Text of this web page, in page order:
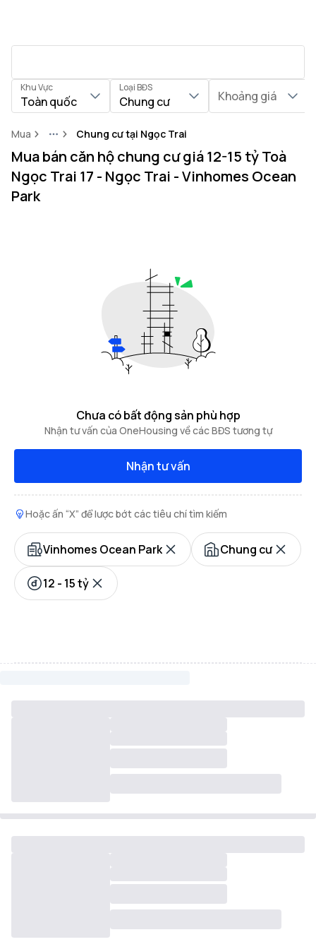
Khu Vực
Toàn quốc
Loại BĐS
Chung cư Khoảng giá
Mua MoreChung cư tại Ngọc Trai
Mua bán căn hộ chung cư giá 12-15 tỷ Toà
Ngọc Trai 17 - Ngọc Trai - Vinhomes Ocean
Park
Chưa có bất động sản phù hợp
Nhận tư vấn của OneHousing về các BĐS tương tự
Nhận tư vấn
Hoặc ấn “X” để lược bớt các tiêu chí tìm kiếm
Vinhomes Ocean Park Chung cư
12 - 15 tỷ